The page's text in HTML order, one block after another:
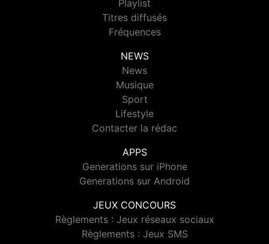
Playlist
Titres diffusés
Fréquences
NEWS
News
Musique
Sport
Lifestyle
Contacter la rédac
APPS
Generations sur iPhone
Generations sur Android
JEUX CONCOURS
Règlements : Jeux réseaux sociaux
Règlements : Jeux SMS